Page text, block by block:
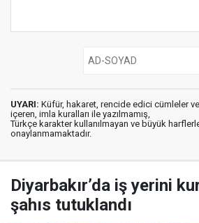
UYARI: Küfür, hakaret, rencide edici cümleler
içeren, imla kuralları ile yazılmamış,
Türkçe karakter kullanılmayan ve büyük
onaylanmamaktadır.
Diyarbakır’da iş yerini
şahıs tutuklandı